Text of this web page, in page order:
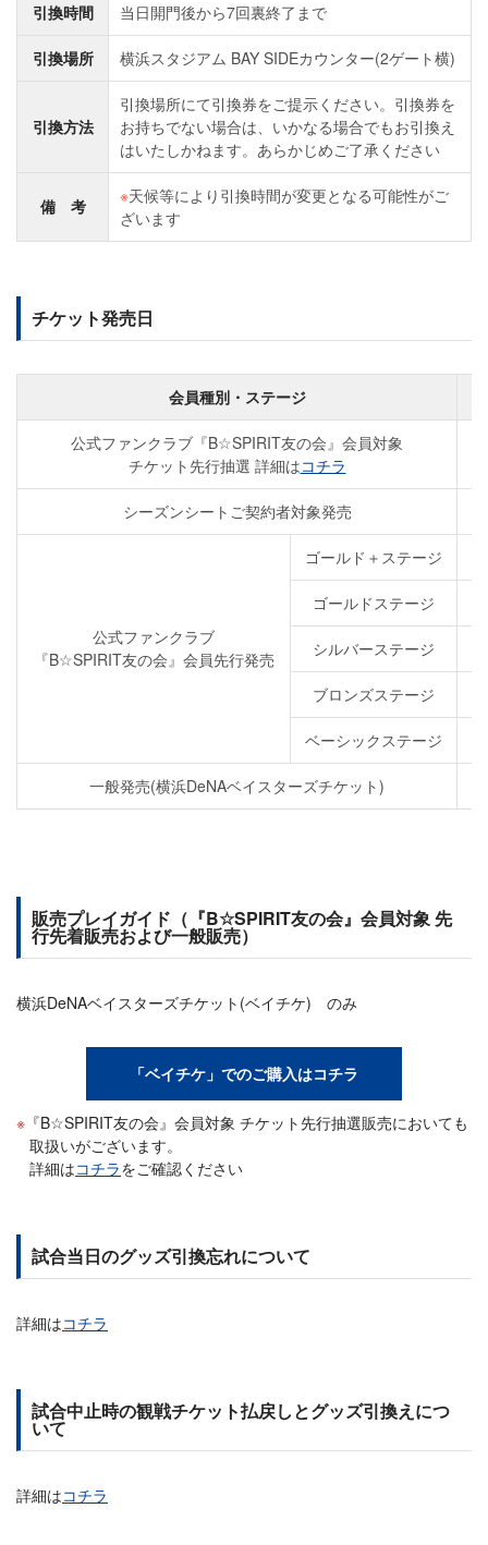
引換時間 当日開門後から7回裏終了まで
引換場所 横浜スタジアム BAY SIDEカウンター(2ゲート横)
引換方法
引換場所にて引換券をご提示ください。引換券を
お持ちでない場合は、いかなる場合でもお引換え
はいたしかねます。あらかじめご了承ください
備 考 ※天候等により引換時間が変更となる可能性がご
ざいます
チケット発売日
会員種別・ステージ
公式ファンクラブ『B☆SPIRIT友の会』会員対象
チケット先行抽選 詳細はコチラ
シーズンシートご契約者対象発売
公式ファンクラブ
『B☆SPIRIT友の会』会員先行発売
ゴールド＋ステージ
ゴールドステージ
シルバーステージ
ブロンズステージ
ベーシックステージ
一般発売(横浜DeNAベイスターズチケット)
販売プレイガイド（『B☆SPIRIT友の会』会員対象 先
行先着販売および一般販売）
横浜DeNAベイスターズチケット(ベイチケ) のみ
「ベイチケ」でのご購入はコチラ
『B☆SPIRIT友の会』会員対象 チケット先行抽選販売においても
取扱いがございます。
詳細はコチラをご確認ください
試合当日のグッズ引換忘れについて
詳細はコチラ
試合中止時の観戦チケット払戻しとグッズ引換えにつ
いて
詳細はコチラ